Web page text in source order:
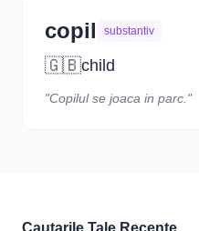
copil substantiv
🇬🇧child
"Copilul se joaca in parc."
Cautarile Tale Recente